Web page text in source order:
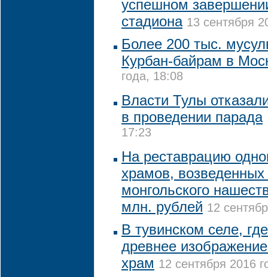
успешном
стадиона 13 сентября
Более 200 тыс.
Курбан-байрам в
года, 18:08
Власти Тулы
в проведении парада
17:23
На реставрацию
храмов, возведенных
монгольского
млн. рублей 12
В тувинском селе,
древнее
храм 12 сентября 2016